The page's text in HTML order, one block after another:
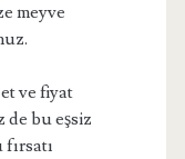
meyve
ve fiyat
de bu eşsiz